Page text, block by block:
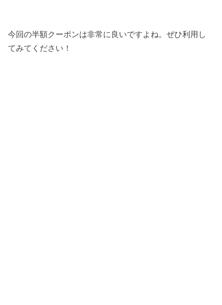
今回の半額クーポンは非常に良いですよね。ぜひ利用し
てみてください！